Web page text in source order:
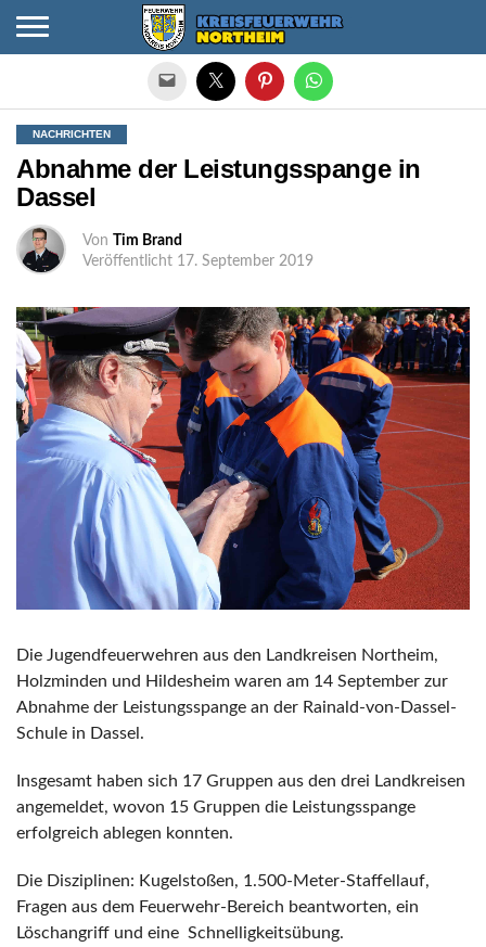
NACHRICHTEN
Abnahme der Leistungsspange in
Dassel
Von
Tim Brand
Veröffentlicht 17. September 2019
Die Jugendfeuerwehren aus den Landkreisen Northeim,
Holzminden und Hildesheim waren am 14 September zur
Abnahme der Leistungsspange an der Rainald-von-Dassel-
Schule in Dassel.
Insgesamt haben sich 17 Gruppen aus den drei Landkreisen
angemeldet, wovon 15 Gruppen die Leistungsspange
erfolgreich ablegen konnten.
Die Disziplinen: Kugelstoßen, 1.500-Meter-Staffellauf,
Fragen aus dem Feuerwehr-Bereich beantworten, ein
Löschangriff und eine Schnelligkeitsübung.
Die mobile Version verlassen